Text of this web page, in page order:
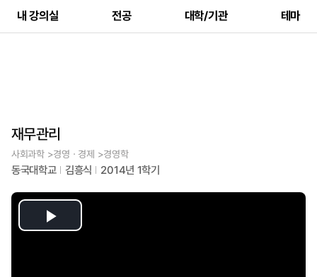
내 강의실 전공 대학/기관 테마
재무관리
사회과학 >경영ㆍ경제 >경영학
동국대학교 김흥식 2014년 1학기
Play